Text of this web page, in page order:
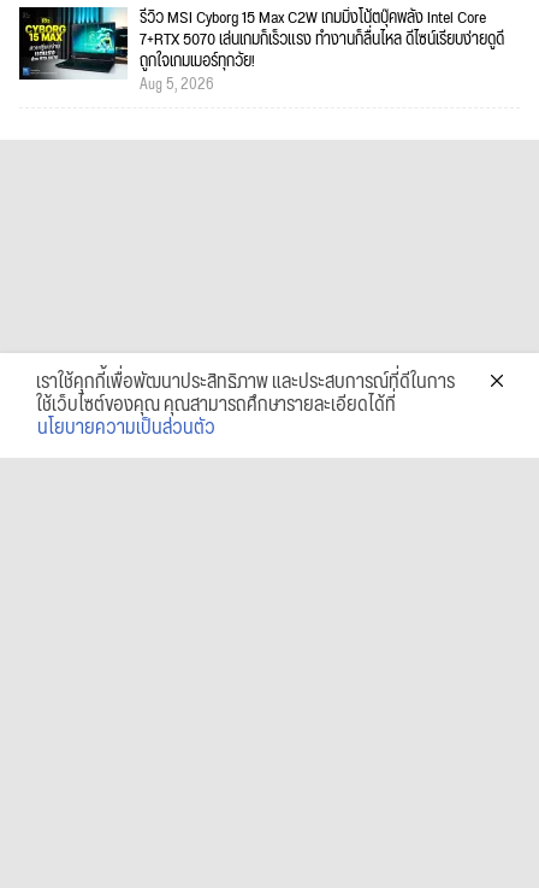
รีวิว MSI Cyborg 15 Max C2W เกมมิ่งโน้ตบุ๊คพลัง Intel Core
7+RTX 5070 เล่นเกมก็เร็วแรง ทำงานก็ลื่นไหล ดีไซน์เรียบง่ายดูดี
ถูกใจเกมเมอร์ทุกวัย!
Aug 5, 2026
เราใช้คุกกี้เพื่อพัฒนาประสิทธิภาพ และประสบการณ์ที่ดีในการ
ใช้เว็บไซต์ของคุณ คุณสามารถศึกษารายละเอียดได้ที่
นโยบายความเป็นส่วนตัว